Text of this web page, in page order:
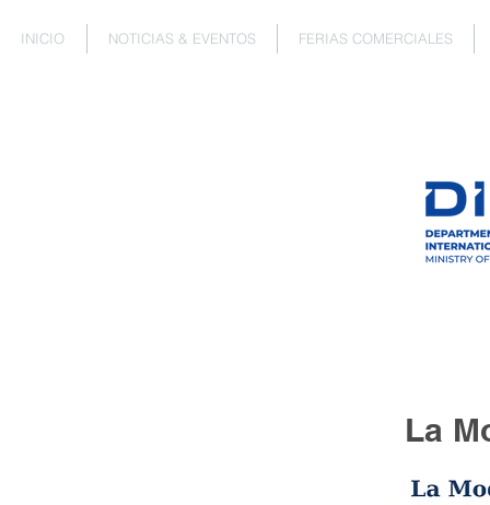
INICIO NOTICIAS & EVENTOS FERIAS COMERCIALES
La